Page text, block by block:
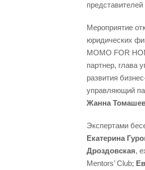
Мероприятие
юридических
MOMO FOR
партнер, глава
развития
управляющий
Жанна
Экспертами
Екатерина
Дроздовская,
Mentors’ Club;